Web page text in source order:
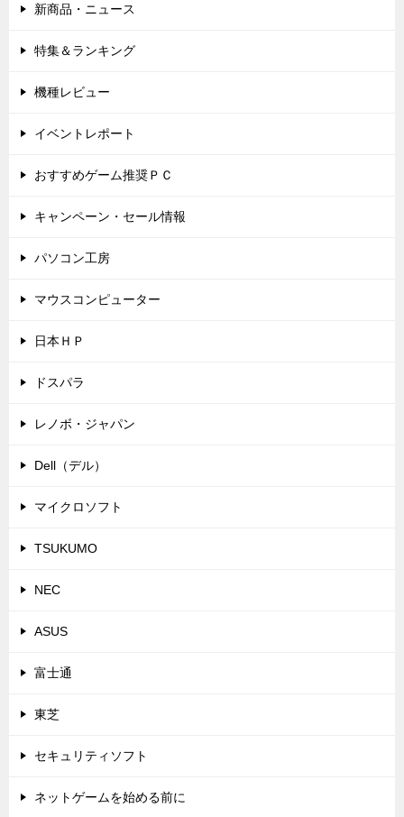
新商品・ニュース
特集＆ランキング
機種レビュー
イベントレポート
おすすめゲーム推奨ＰＣ
キャンペーン・セール情報
パソコン工房
マウスコンピューター
日本ＨＰ
ドスパラ
レノボ・ジャパン
Dell（デル）
マイクロソフト
TSUKUMO
NEC
ASUS
富士通
東芝
セキュリティソフト
ネットゲームを始める前に